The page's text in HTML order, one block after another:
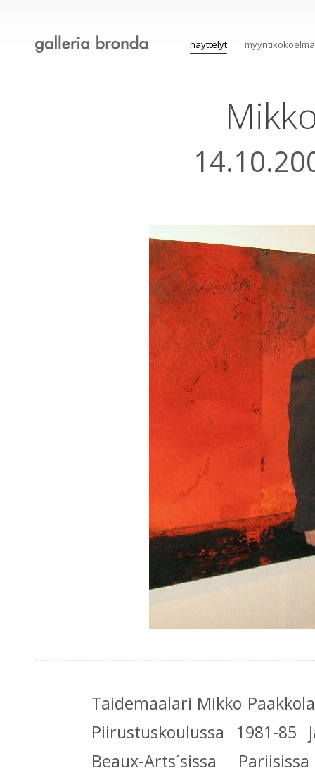
näyttelyt myyntikokoelma
Taidemaalari Mikko
Piirustuskoulussa 1981-
Beaux-Arts´sissa